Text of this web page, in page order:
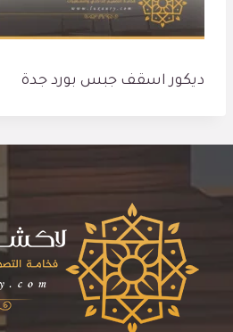
ديكور اسقف جبس بورد جدة